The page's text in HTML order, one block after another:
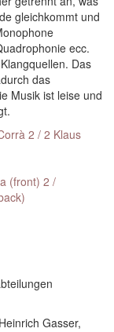
gleichkommt und
ecc.
Das
das
Musik ist leise und
2 / 2 Klaus
(front) 2 /
Gasser,